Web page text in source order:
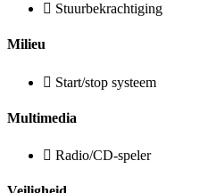
Stuurbekrachtiging
Milieu
Start/stop systeem
Multimedia
Radio/CD-speler